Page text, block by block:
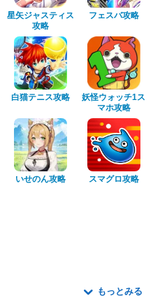
星矢ジャスティス
攻略
フェスバ攻略
白猫テニス攻略
妖怪ウォッチ1ス
マホ攻略
いせのん攻略 スマグロ攻略
もっとみる